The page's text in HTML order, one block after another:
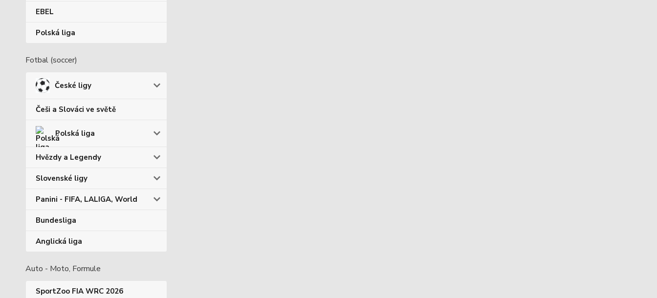
EBEL
Polská liga
Fotbal (soccer)
České ligy
Češi a Slováci ve světě
Polská liga
Hvězdy a Legendy
Slovenské ligy
Panini - FIFA, LALIGA, World
Bundesliga
Anglická liga
Auto - Moto, Formule
SportZoo FIA WRC 2026